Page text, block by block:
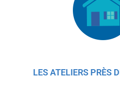
LES ATELIERS PRÈS